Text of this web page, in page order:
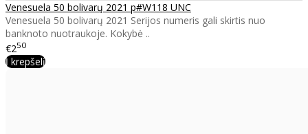
Venesuela 50 bolivarų 2021 p#W118 UNC
Venesuela 50 bolivarų 2021 Serijos numeris gali skirtis nuo
banknoto nuotraukoje. Kokybė ..
€250
Į krepšelį